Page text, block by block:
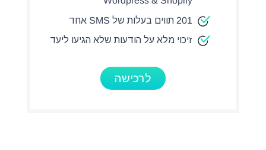
201 תווים בעלות של SMS אחד
זיכוי מלא על הודעות שלא הגיעו ליעד
לרכישה